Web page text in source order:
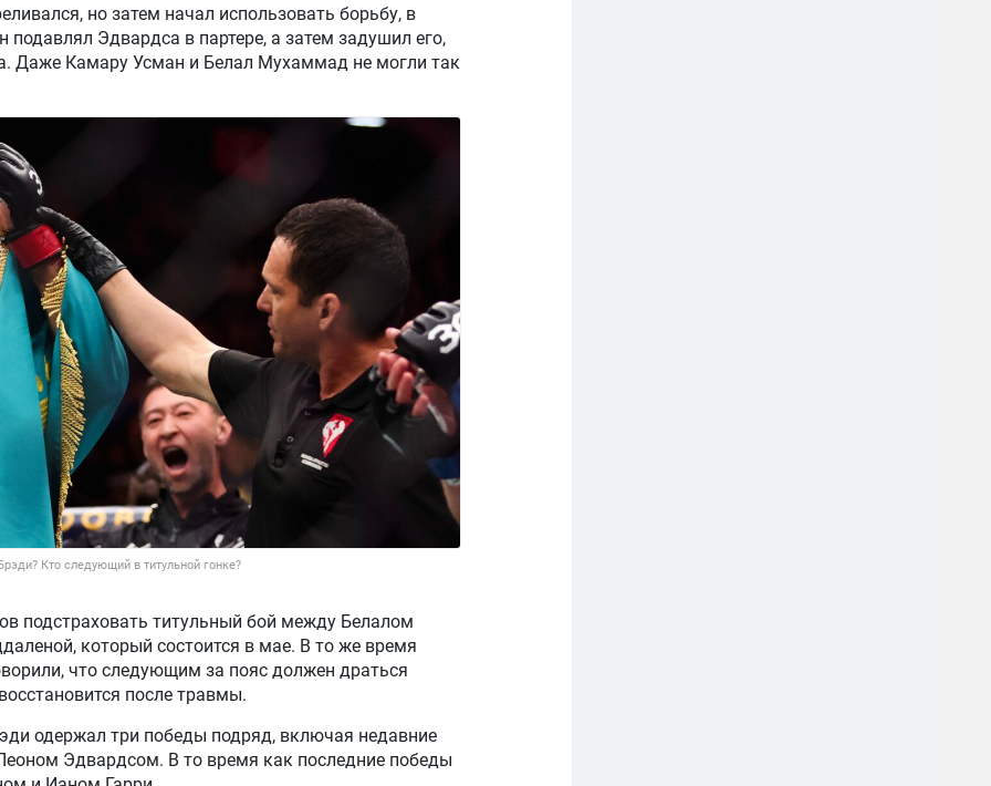
но затем начал использовать борьбу, в
Эдвардса в партере, а затем задушил его,
Даже Камару Усман и Белал Мухаммад не могли так
Кто следующий в титульной гонке?
подстраховать титульный бой между Белалом
который состоится в мае. В то же время
что следующим за пояс должен драться
после травмы.
одержал три победы подряд, включая недавние
Эдвардсом. В то время как последние победы